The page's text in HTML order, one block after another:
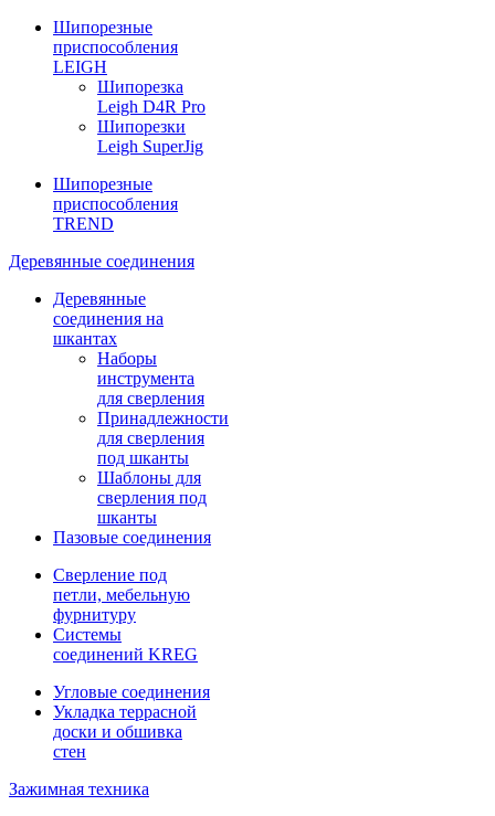
Шипорезные
приспособления
LEIGH
Шипорезка
Leigh D4R Pro
Шипорезки
Leigh SuperJig
Шипорезные
приспособления
TREND
Деревянные соединения
Деревянные
соединения на
шкантах
Наборы
инструмента
для сверления
Принадлежности
для сверления
под шканты
Шаблоны для
сверления под
шканты
Пазовые соединения
Сверление под
петли, мебельную
фурнитуру
Системы
соединений KREG
Угловые соединения
Укладка террасной
доски и обшивка
стен
Зажимная техника